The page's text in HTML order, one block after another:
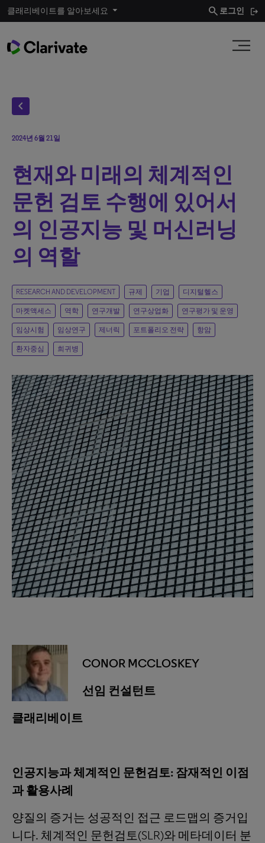
클래리베이트를 알아보세요 search 로그인
chevron_left
2024년 6월 21일
현재와 미래의 체계적인
문헌 검토 수행에 있어서
의 인공지능 및 머신러닝
의 역할
RESEARCH AND DEVELOPMENT 규제 기업 디지털헬스
마켓액세스 역학 연구개발 연구상업화 연구평가 및 운영
임상시험 임상연구 제너릭 포트폴리오 전략 항암
환자중심 희귀병
CONOR MCCLOSKEY
선임 컨설턴트
클래리베이트
인공지능과 체계적인 문헌검토: 잠재적인 이점
과 활용사례
양질의 증거는 성공적인 접근 로드맵의 증거입
니다. 체계적인 문헌검토(SLR)와 메타데이터 분